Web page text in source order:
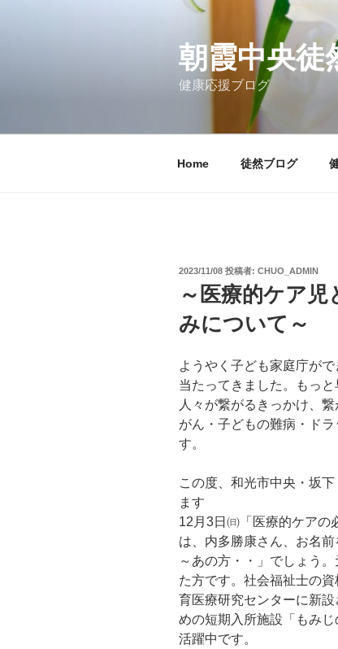
朝霞中央徒
健康応援ブログ
Home 徒然ブログ
投
日:
2023/11/08 投稿者: CHUO_ADMIN
～医療的ケア
みについて～
ようやく子ども家庭庁が
当たってきました。もっ
人々が繋がるきっかけ、
がん・子どもの難病・ド
す。
この度、和光市中央・坂
ます
12月3日㈰「医療的ケアの
は、内多勝康さん、お名
～あの方・・」でしょう
た方です。社会福祉士の
育医療研究センターに新
めの短期入所施設「もみ
活躍中です。